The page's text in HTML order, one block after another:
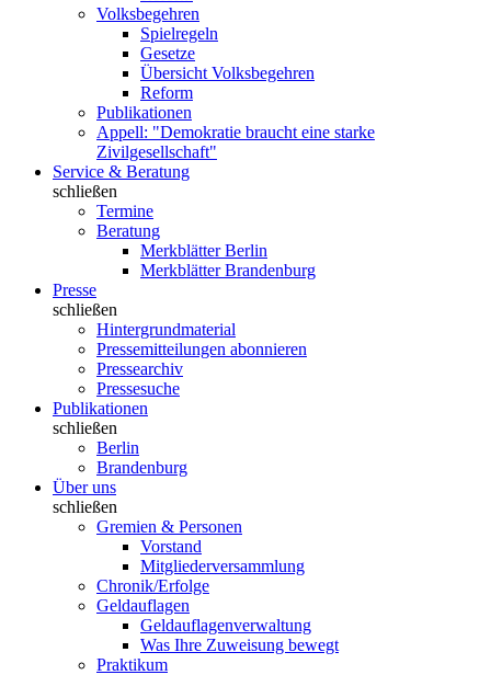
Volksbegehren
Spielregeln
Gesetze
Übersicht Volksbegehren
Reform
Publikationen
Appell: "Demokratie braucht eine starke
Zivilgesellschaft"
Service & Beratung
schließen
Termine
Beratung
Merkblätter Berlin
Merkblätter Brandenburg
Presse
schließen
Hintergrundmaterial
Pressemitteilungen abonnieren
Pressearchiv
Pressesuche
Publikationen
schließen
Berlin
Brandenburg
Über uns
schließen
Gremien & Personen
Vorstand
Mitgliederversammlung
Chronik/Erfolge
Geldauflagen
Geldauflagenverwaltung
Was Ihre Zuweisung bewegt
Praktikum